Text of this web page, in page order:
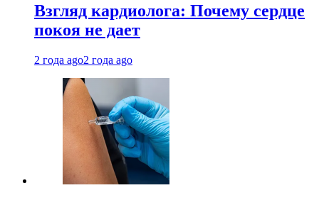
Взгляд кардиолога: Почему сердце
покоя не дает
2 года ago2 года ago